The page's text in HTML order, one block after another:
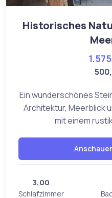
Historisches
Ein wunderschönes
Architektur, Meerblick
mit einem
3,00
Schlafzimmer